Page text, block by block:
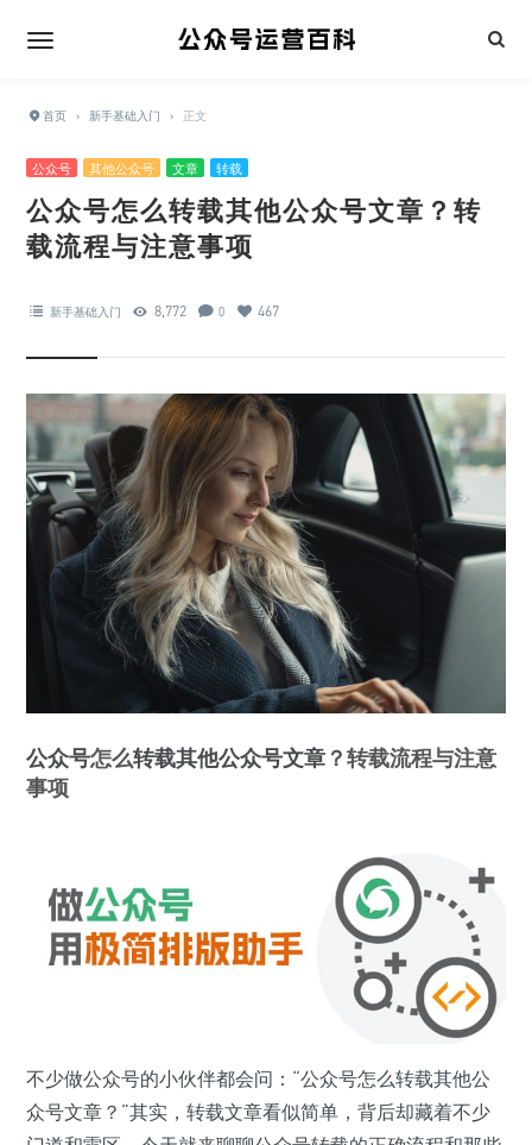
首页 › 新手基础入门 › 正文
公众号 其他公众号 文章 转载
公众号怎么转载其他公众号文章？转
载流程与注意事项
新手基础入门 8,772 0 467
公众号怎么转载其他公众号文章 ？转载流程与注意
事项
不少做公众号的小伙伴都会问：“公众号怎么转载其他公
众号文章？”其实，转载文章看似简单，背后却藏着不少